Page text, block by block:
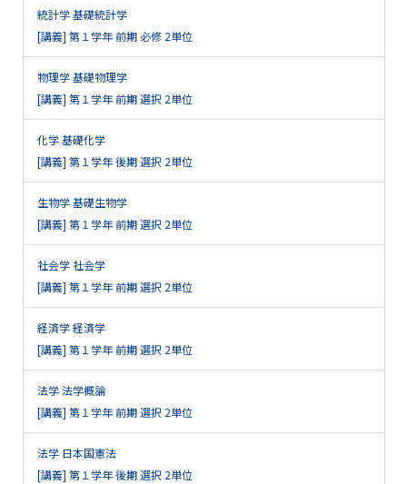
統計学 基礎統計学
[講義] 第１学年 前期 必修 2単位
物理学 基礎物理学
[講義] 第１学年 前期 選択 2単位
化学 基礎化学
[講義] 第１学年 後期 選択 2単位
生物学 基礎生物学
[講義] 第１学年 前期 選択 2単位
社会学 社会学
[講義] 第１学年 前期 選択 2単位
経済学 経済学
[講義] 第１学年 前期 選択 2単位
法学 法学概論
[講義] 第１学年 前期 選択 2単位
法学 日本国憲法
[講義] 第１学年 後期 選択 2単位